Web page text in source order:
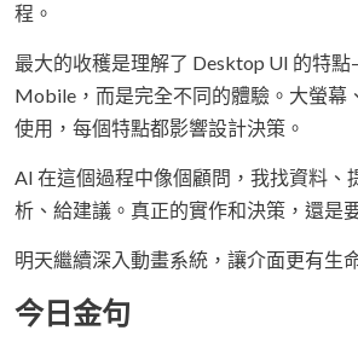
程。
最大的收穫是理解了 Desktop UI 的特
Mobile，而是完全不同的體驗。大螢幕
使用，每個特點都影響設計決策。
AI 在這個過程中像個顧問，我找資料、
析、給建議。真正的實作和決策，還是
明天繼續深入動畫系統，讓介面更有生
今日金句